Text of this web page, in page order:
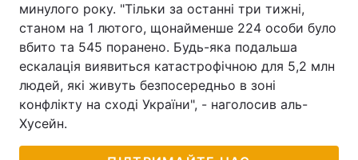
минулого року. "Тільки за останні три тижні,
станом на 1 лютого, щонайменше 224 особи було
вбито та 545 поранено. Будь-яка подальша
ескалація виявиться катастрофічною для 5,2 млн
людей, які живуть безпосередньо в зоні
конфлікту на сході України", - наголосив аль-
Хусейн.